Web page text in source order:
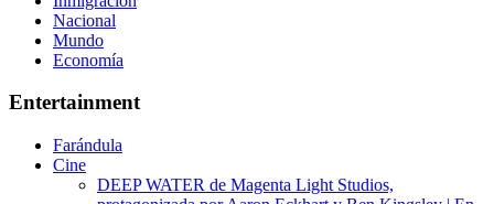
Nacional
Mundo
Economía
Entertainment
Farándula
Cine
DEEP WATER de Magenta Light Studios,